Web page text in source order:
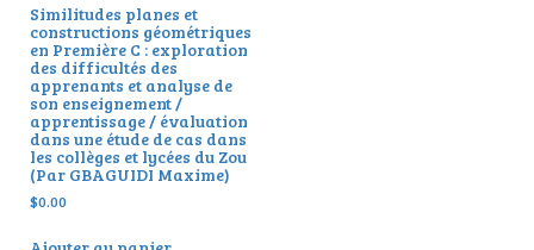
Similitudes planes et
constructions géométriques
en Première C : exploration
des difficultés des
apprenants et analyse de
son enseignement /
apprentissage / évaluation
dans une étude de cas dans
les collèges et lycées du Zou
(Par GBAGUIDI Maxime)
$0.00